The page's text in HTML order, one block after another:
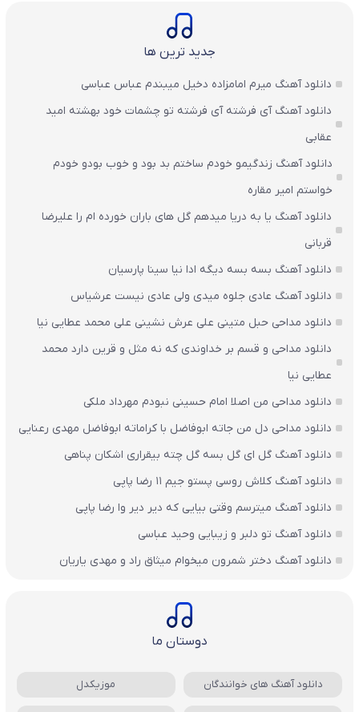
جدید ترین ها
دانلود آهنگ میرم امامزاده دخیل میبندم عباس عباسی
دانلود آهنگ آی فرشته آی فرشته تو چشمات خود بهشته امید
عقابی
دانلود آهنگ زندگیمو خودم ساختم بد بود و خوب بودو خودم
خواستم امیر مقاره
دانلود آهنگ یا به دریا میدهم گل های باران‌ خورده ام را علیرضا
قربانی
دانلود آهنگ بسه بسه دیگه ادا نیا سینا پارسیان
دانلود آهنگ عادی جلوه میدی ولی عادی نیست عرشیاس
دانلود مداحی حبل متینی علی عرش نشینی علی محمد عطایی نیا
دانلود مداحی و قسم بر خداوندی که نه مثل و قرین دارد محمد
عطایی نیا
دانلود مداحی من اصلا امام حسینی نبودم مهرداد ملکی
دانلود مداحی دل من جاته ابوفاضل با کراماته ابوفاضل مهدی رعنایی
دانلود آهنگ گل ای گل بسه گل چته بیقراری اشکان پناهی
دانلود آهنگ کلاش روسی پستو جیم ۱۱ رضا پاپی
دانلود آهنگ میترسم وقتی بیایی که دیر دیر وا رضا پاپی
دانلود آهنگ تو دلبر و زیبایی وحید عباسی
دانلود آهنگ دختر شمرون میخوام میثاق راد و مهدی یاریان
دوستان ما
دانلود آهنگ های خوانندگان موزیکدل